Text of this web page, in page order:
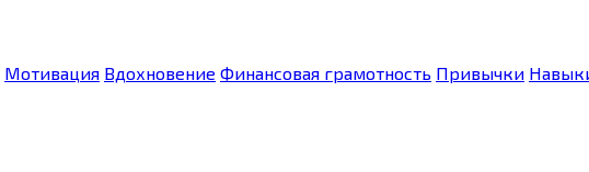
Мотивация Вдохновение Финансовая грамотность Привычки